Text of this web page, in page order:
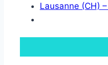
Lausanne (CH)